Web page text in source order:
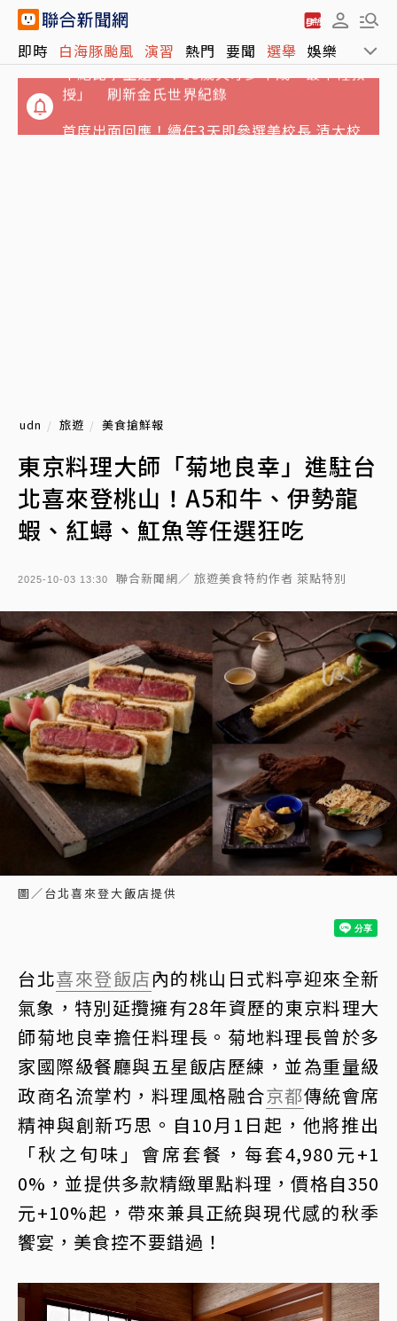
即時 白海豚颱風 演習 熱門 要聞 選舉 娛樂 運動
授」 刷新金氏世界紀錄
首度出面回應！續任3天即參選美校長 清大校
udn 旅遊 美食搶鮮報
東京料理大師「菊地良幸」進駐台
北喜來登桃山！A5和牛、伊勢龍
蝦、紅蟳、魟魚等任選狂吃
2025-10-03 13:30 聯合新聞網／ 旅遊美食特約作者 萊點特別
圖／台北喜來登大飯店提供
台北喜來登飯店內的桃山日式料亭迎來全新
氣象，特別延攬擁有28年資歷的東京料理大
師菊地良幸擔任料理長。菊地料理長曾於多
家國際級餐廳與五星飯店歷練，並為重量級
政商名流掌杓，料理風格融合京都傳統會席
精神與創新巧思。自10月1日起，他將推出
「秋之旬味」會席套餐，每套4,980元+1
0%，並提供多款精緻單點料理，價格自350
元+10%起，帶來兼具正統與現代感的秋季
饗宴，美食控不要錯過！